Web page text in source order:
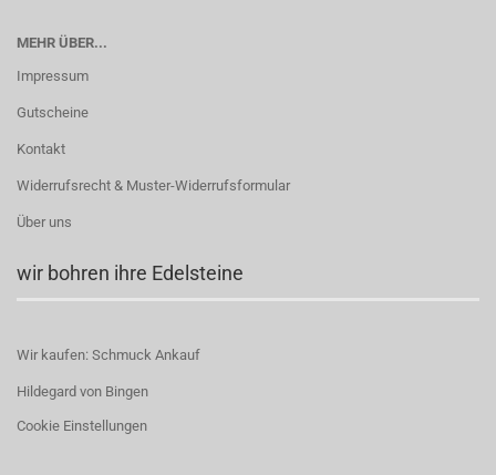
MEHR ÜBER...
Impressum
Gutscheine
Kontakt
Widerrufsrecht & Muster-Widerrufsformular
Über uns
wir bohren ihre Edelsteine
Wir kaufen: Schmuck Ankauf
Hildegard von Bingen
Cookie Einstellungen